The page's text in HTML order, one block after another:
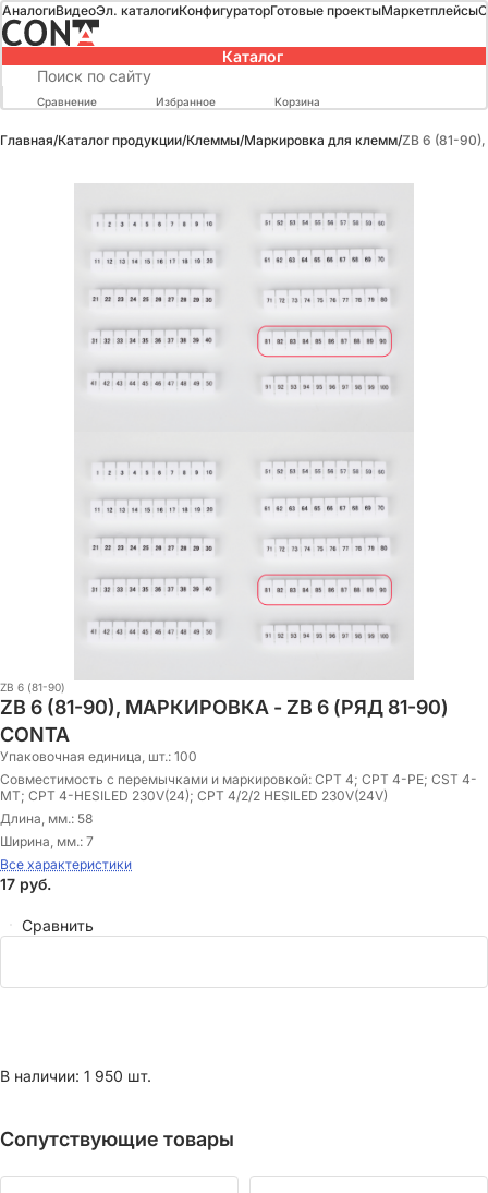
АналогиВидеоЭл. каталогиКонфигураторГотовые проектыМаркетплейсы
Каталог
Сравнение Избранное Корзина
Главная/Каталог продукции/Клеммы/Маркировка для клемм/ZB 6 (81-
ZB 6 (81-90)
ZB 6 (81-90), МАРКИРОВКА - ZB 6 (РЯД 81-90)
CONTA
Упаковочная единица, шт.: 100
Совместимость с перемычками и маркировкой: CPT 4; CPT 4-PE; CST 4-
MT; CPT 4-HESILED 230V(24); CPT 4/2/2 HESILED 230V(24V)
Длина, мм.: 58
Ширина, мм.: 7
Все характеристики
17 руб.
Сравнить
В наличии: 1 950 шт.
Сопутствующие товары